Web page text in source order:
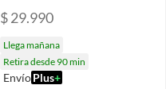
$ 29.990
Llega mañana
Retira desde 90 min
EnvíoPlus+